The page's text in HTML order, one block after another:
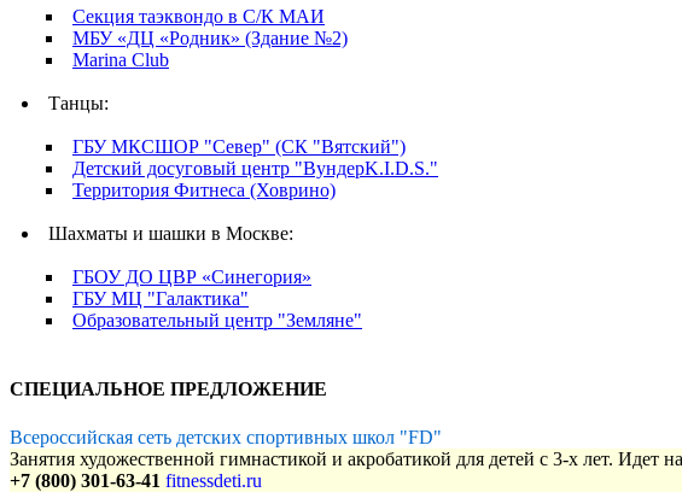
Секция таэквондо в С/К МАИ
МБУ «ДЦ «Родник» (Здание №2)
Marina Club
Танцы:
ГБУ МКСШОР "Север" (СК "Вятский")
Детский досуговый центр "ВундерK.I.D.S."
Территория Фитнеса (Ховрино)
Шахматы и шашки в Москве:
ГБОУ ДО ЦВР «Синегория»
ГБУ МЦ "Галактика"
Образовательный центр "Земляне"
СПЕЦИАЛЬНОЕ ПРЕДЛОЖЕНИЕ
Всероссийская сеть детских спортивных школ "FD"
Занятия художественной гимнастикой и акробатикой для детей с 3-х лет. Идет
+7 (800) 301-63-41 fitnessdeti.ru